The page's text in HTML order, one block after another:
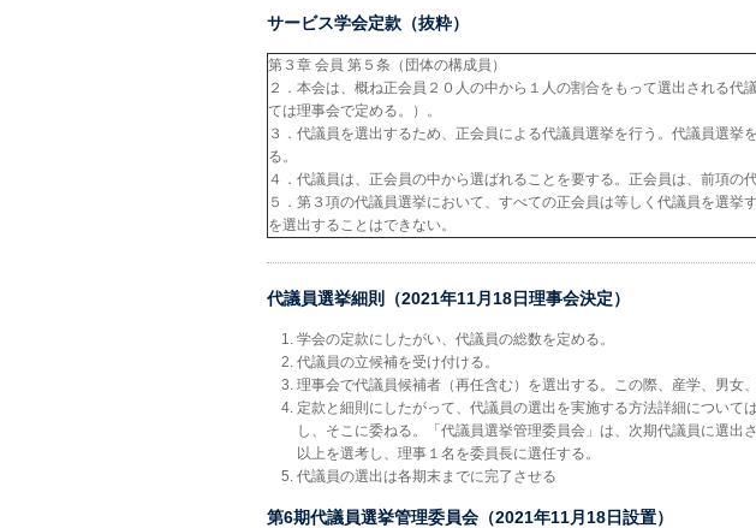
サービス学会定款（抜粋）
第３章 会員 第５条（団体の構成員）
２．本会は、概ね正会員２０人の中から１人の割合をもって選出される代
ては理事会で定める。）。
３．代議員を選出するため、正会員による代議員選挙を行う。代議員選挙
る。
４．代議員は、正会員の中から選ばれることを要する。正会員は、前項の
５．第３項の代議員選挙において、すべての正会員は等しく代議員を選挙
を選出することはできない。
代議員選挙細則（2021年11月18日理事会決定）
学会の定款にしたがい、代議員の総数を定める。
代議員の立候補を受け付ける。
理事会で代議員候補者（再任含む）を選出する。この際、産学、男女
定款と細則にしたがって、代議員の選出を実施する方法詳細について
し、そこに委ねる。「代議員選挙管理委員会」は、次期代議員に選出
以上を選考し、理事１名を委員長に選任する。
代議員の選出は各期末までに完了させる
第6期代議員選挙管理委員会（2021年11月18日設置）